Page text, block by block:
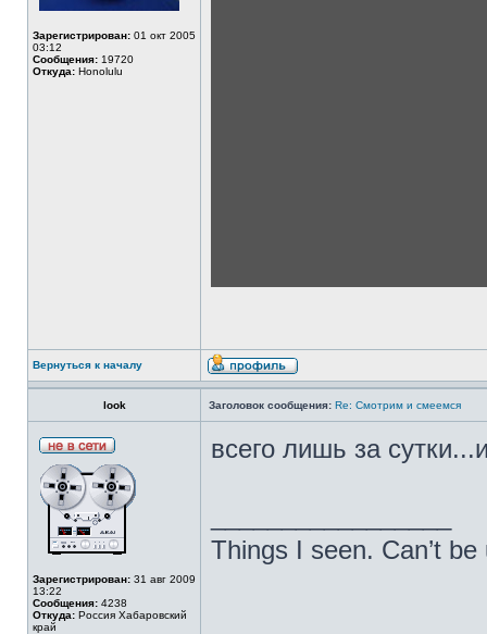
Зарегистрирован: 01 окт 2005
03:12
Сообщения: 19720
Откуда: Honolulu
Вернуться к началу
look Заголовок сообщения: Re: Смотрим и смеемся
Зарегистрирован: 31 авг 2009
13:22
Сообщения: 4238
Откуда: Россия Хабаровский
край
всего лишь за
Things I seen. Can’t be